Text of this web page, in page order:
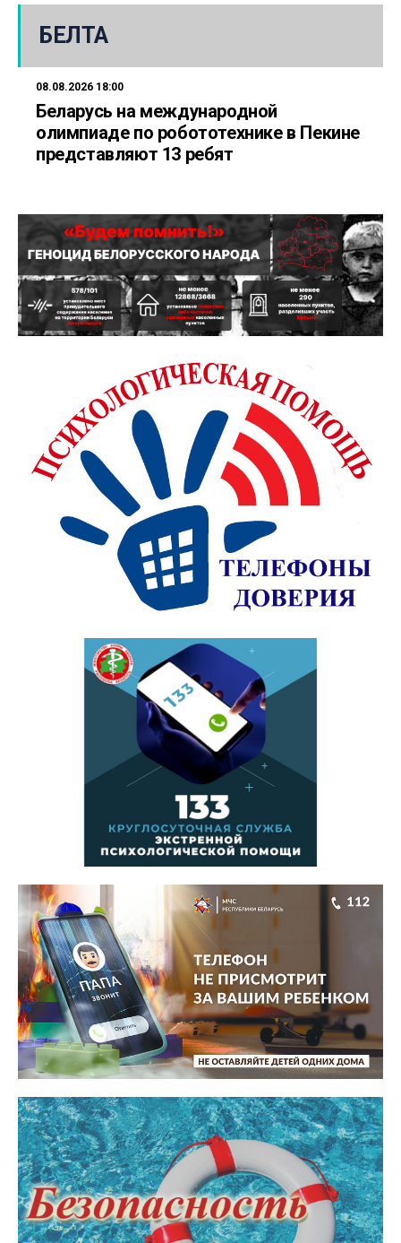
БЕЛТА
08.08.2026 18:00
Беларусь на международной
олимпиаде по робототехнике в Пекине
представляют 13 ребят